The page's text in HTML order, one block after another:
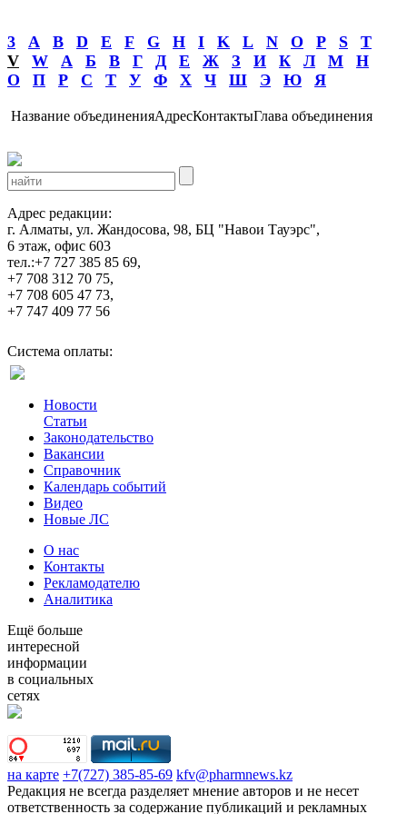
3 A B D E F G H I K L N O P S
T
V
W А Б В Г Д Е Ж З И К Л М
Н
О
П Р С Т У Ф Х Ч Ш Э Ю Я
Название объединенияАдресКонтактыГлава объединения
Адрес редакции:
г. Алматы, ул. Жандосова, 98, БЦ "Навои Тауэрс",
6 этаж, офис 603
тел.:+7 727 385 85 69,
+7 708 312 70 75,
+7 708 605 47 73,
+7 747 409 77 56
Система оплаты:
Новости
Статьи
Законодательство
Вакансии
Справочник
Календарь событий
Видео
Новые ЛС
О нас
Контакты
Рекламодателю
Аналитика
Ещё больше
интересной
информации
в социальных
сетях
на карте +7(727) 385-85-69 kfv@pharmnews.kz
Редакция не всегда разделяет мнение авторов и не несет
ответственность за содержание публикаций и рекламных